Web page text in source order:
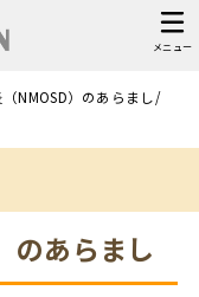
メニュー
NMOSD）のあらまし
のあらまし